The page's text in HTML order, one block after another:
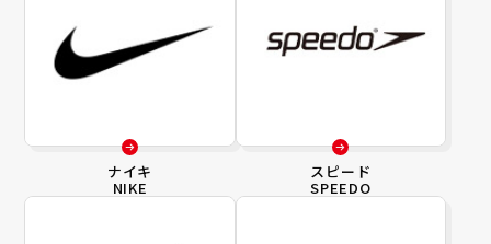
ナイキ
NIKE
スピード
SPEEDO